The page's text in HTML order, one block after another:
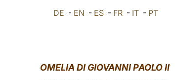
DE - EN - ES - FR - IT - PT
OMELIA DI GIOVANNI PAOLO II